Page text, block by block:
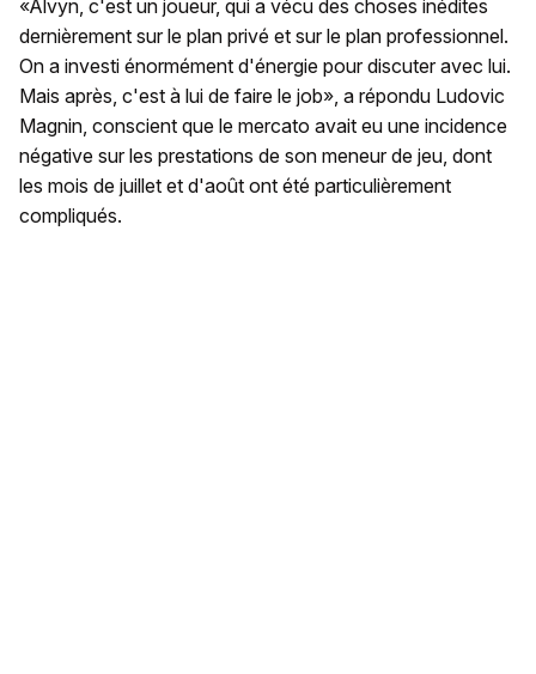
«Alvyn, c'est un joueur, qui a vécu des choses inédites
dernièrement sur le plan privé et sur le plan professionnel.
On a investi énormément d'énergie pour discuter avec lui.
Mais après, c'est à lui de faire le job», a répondu Ludovic
Magnin, conscient que le mercato avait eu une incidence
négative sur les prestations de son meneur de jeu, dont
les mois de juillet et d'août ont été particulièrement
compliqués.